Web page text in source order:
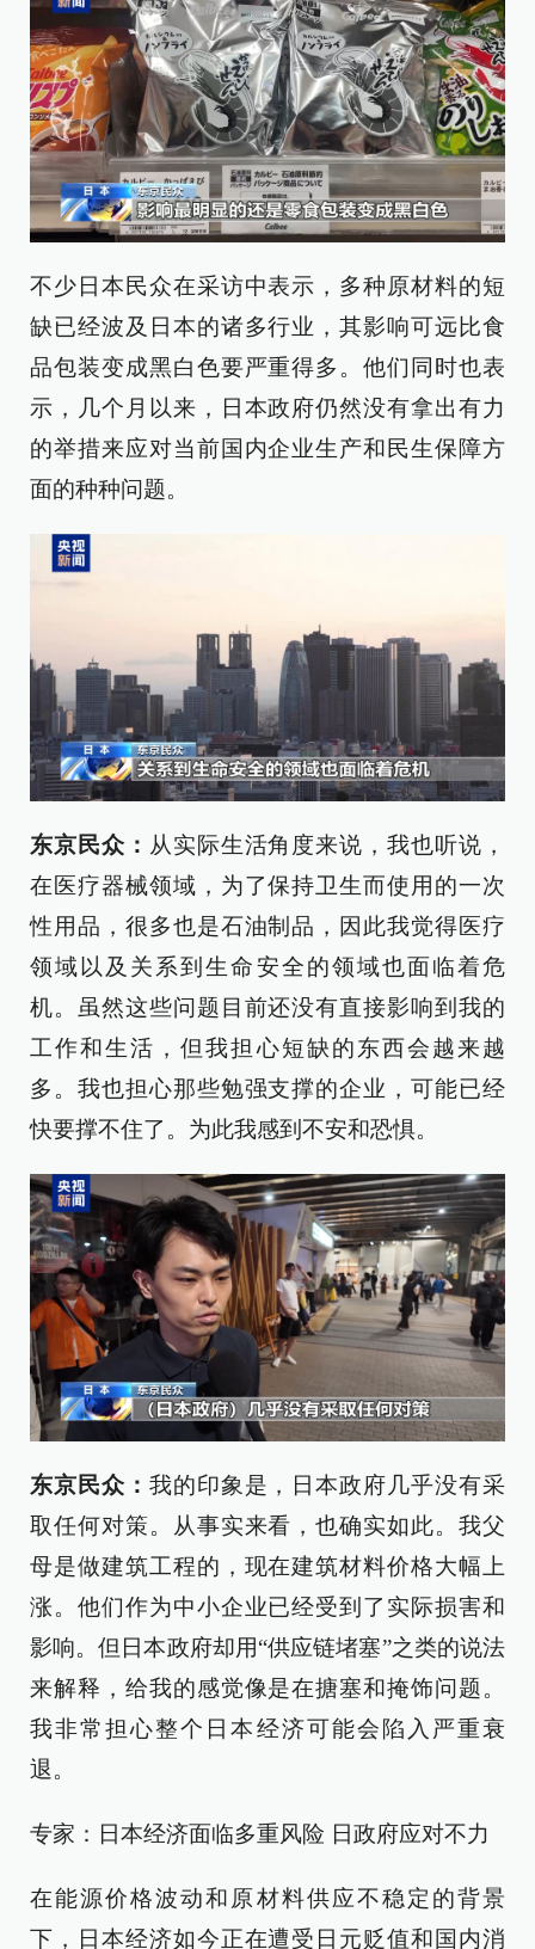
不少日本民众在采访中表示，多种原材料的短
缺已经波及日本的诸多行业，其影响可远比食
品包装变成黑白色要严重得多。他们同时也表
示，几个月以来，日本政府仍然没有拿出有力
的举措来应对当前国内企业生产和民生保障方
面的种种问题。
东京民众： 从实际生活角度来说，我也听说，
在医疗器械领域，为了保持卫生而使用的一次
性用品，很多也是石油制品，因此我觉得医疗
领域以及关系到生命安全的领域也面临着危
机。虽然这些问题目前还没有直接影响到我的
工作和生活，但我担心短缺的东西会越来越
多。我也担心那些勉强支撑的企业，可能已经
快要撑不住了。为此我感到不安和恐惧。
东京民众： 我的印象是，日本政府几乎没有采
取任何对策。从事实来看，也确实如此。我父
母是做建筑工程的，现在建筑材料价格大幅上
涨。他们作为中小企业已经受到了实际损害和
影响。但日本政府却用“供应链堵塞”之类的说法
来解释，给我的感觉像是在搪塞和掩饰问题。
我非常担心整个日本经济可能会陷入严重衰
退。
专家：日本经济面临多重风险 日政府应对不力
在能源价格波动和原材料供应不稳定的背景
下，日本经济如今正在遭受日元贬值和国内消